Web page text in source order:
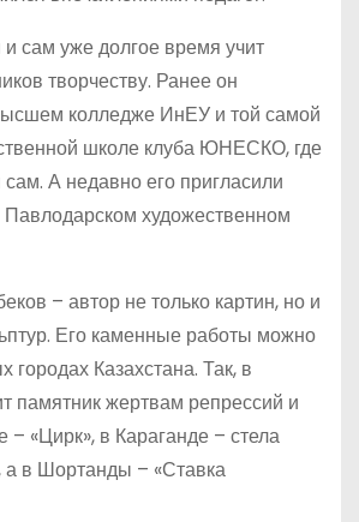
сам уже долгое время учит
творчеству. Ранее он
колледже ИнЕУ и той самой
школе клуба ЮНЕСКО, где
сам. А недавно его пригласили
Павлодарском художественном
– автор не только картин, но и
Его каменные работы можно
городах Казахстана. Так, в
памятник жертвам репрессий и
– «Цирк», в Караганде – стела
а в Шортанды – «Ставка